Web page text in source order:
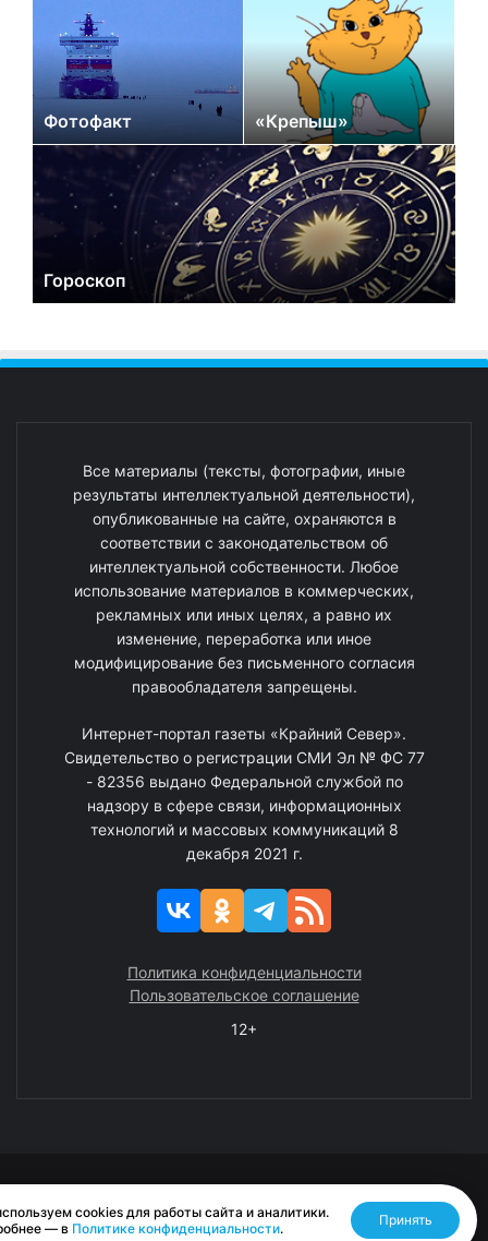
Фотофакт «Крепыш»
Гороскоп
Все материалы (тексты, фотографии, иные
результаты интеллектуальной деятельности),
опубликованные на сайте, охраняются в
соответствии с законодательством об
интеллектуальной собственности. Любое
использование материалов в коммерческих,
рекламных или иных целях, а равно их
изменение, переработка или иное
модифицирование без письменного согласия
правообладателя запрещены.
Интернет-портал газеты «Крайний Север».
Свидетельство о регистрации СМИ Эл № ФС 77
- 82356 выдано Федеральной службой по
надзору в сфере связи, информационных
технологий и массовых коммуникаций 8
декабря 2021 г.
Политика конфиденциальности
Пользовательское соглашение
12+
Разработано RASA
cookies для работы сайта и аналитики.
— в Политике конфиденциальности.
Принять